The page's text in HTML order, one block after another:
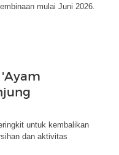
mulai Juni 2026.
untuk kembalikan
dan aktivitas